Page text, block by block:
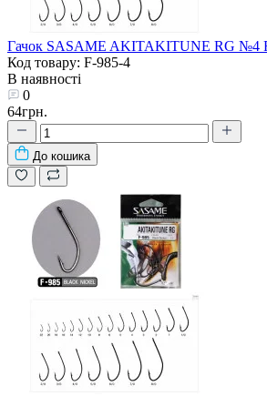
Гачок SASAME AKITAKITUNE RG №4
Код товару: F-985-4
В наявності
0
64грн.
До кошика